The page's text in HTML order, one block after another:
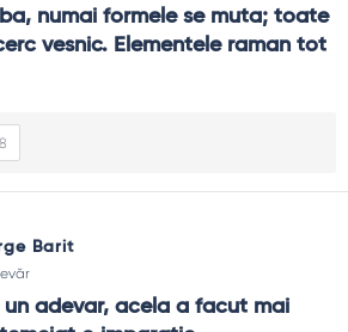
numai formele se muta; toate
vesnic. Elementele raman tot
Barit
adevar, acela a facut mai